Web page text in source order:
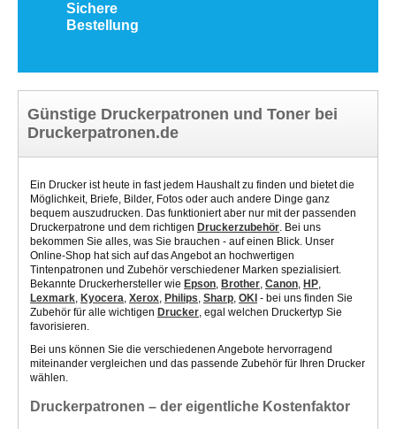
Sichere
Bestellung
Günstige Druckerpatronen und Toner bei
Druckerpatronen.de
Ein Drucker ist heute in fast jedem Haushalt zu finden und bietet die
Möglichkeit, Briefe, Bilder, Fotos oder auch andere Dinge ganz
bequem auszudrucken. Das funktioniert aber nur mit der passenden
Druckerpatrone und dem richtigen Druckerzubehör. Bei uns
bekommen Sie alles, was Sie brauchen - auf einen Blick. Unser
Online-Shop hat sich auf das Angebot an hochwertigen
Tintenpatronen und Zubehör verschiedener Marken spezialisiert.
Bekannte Druckerhersteller wie Epson, Brother, Canon, HP,
Lexmark, Kyocera, Xerox, Philips, Sharp, OKI - bei uns finden Sie
Zubehör für alle wichtigen Drucker, egal welchen Druckertyp Sie
favorisieren.
Bei uns können Sie die verschiedenen Angebote hervorragend
miteinander vergleichen und das passende Zubehör für Ihren Drucker
wählen.
Druckerpatronen – der eigentliche Kostenfaktor